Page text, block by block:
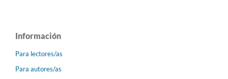
Información
Para lectores/as
Para autores/as